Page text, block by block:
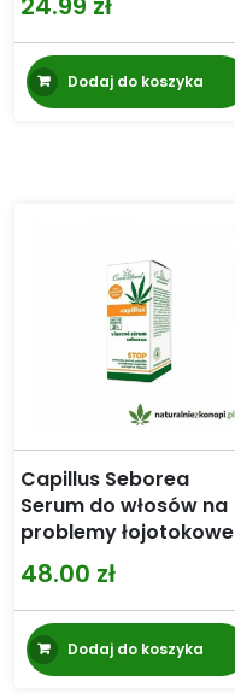
Dodaj do koszyka
Capillus Seborea
Serum do włosów na
problemy łojotokowe
48.00 zł
Dodaj do koszyka